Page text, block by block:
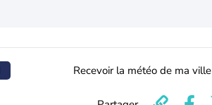
Recevoir la météo de ma ville